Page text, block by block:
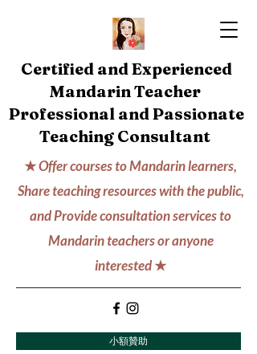
Certified and Experienced
Mandarin Teacher
Professional and Passionate
Teaching Consultant
★Offer courses to Mandarin learners,
Share teaching resources with the public,
and Provide consultation services to
Mandarin teachers or anyone
interested★
小額贊助